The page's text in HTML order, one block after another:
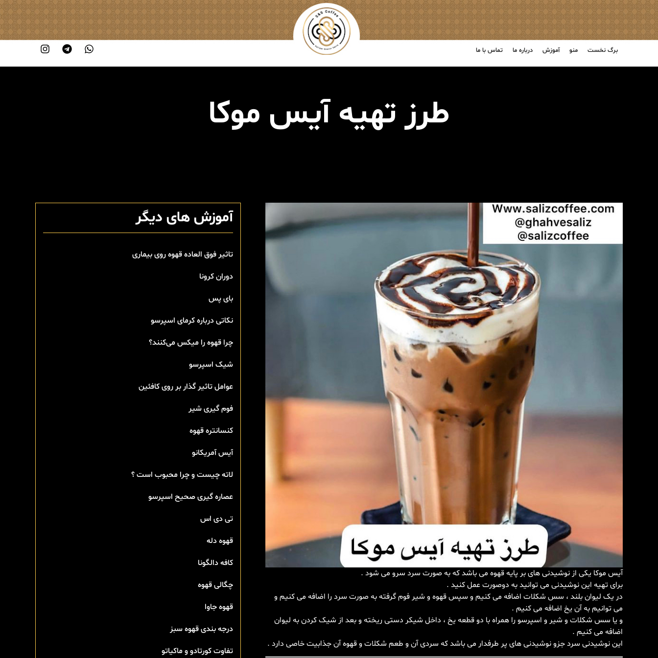
برگ نخست منو آموزش درباره ما تماس با ما
طرز تهیه آیس موکا
آیس موکا یکی از نوشیدنی های بر پایه قهوه می باشد که به صورت سرد سرو می شود .
برای تهیه این نوشیدنی می توانید به دو‌صورت عمل کنید .
در یک لیوان بلند ، سس شکلات اضافه می کنیم و سپس قهوه و شیر فوم گرفته به صورت سرد را اضافه می کنیم و
می توانیم به آن یخ اضافه می کنیم .
و یا سس شکلات و شیر و اسپرسو را همراه با دو قطعه یخ ، داخل شیکر دستی ریخته و بعد از شیک کردن به لیوان
اضافه می کنیم .
این نوشیدنی سرد جزو نوشیدنی های پر طرفدار می باشد که سردی آن و طعم شکلات و قهوه آن جذابیت خاصی دارد .
آموزش های دیگر
تاثیر فوق العاده قهوه روی بیماری
دوران کرونا
بای پس
نکاتی درباره کرمای اسپرسو
چرا قهوه را میکس می‌کنند؟
شیک اسپرسو
عوامل تاثیر گذار بر روی کافئین
فوم گیری شیر
کنسانتره قهوه
آیس آمریکانو
لاته چیست و چرا محبوب است ؟
عصاره گیری صحیح اسپرسو
تی‌ دی اس
قهوه دله
کافه دالگونا
چگالی قهوه
قهوه جاوا
درجه بندی قهوه سبز
تفاوت کورتادو و ماکیاتو